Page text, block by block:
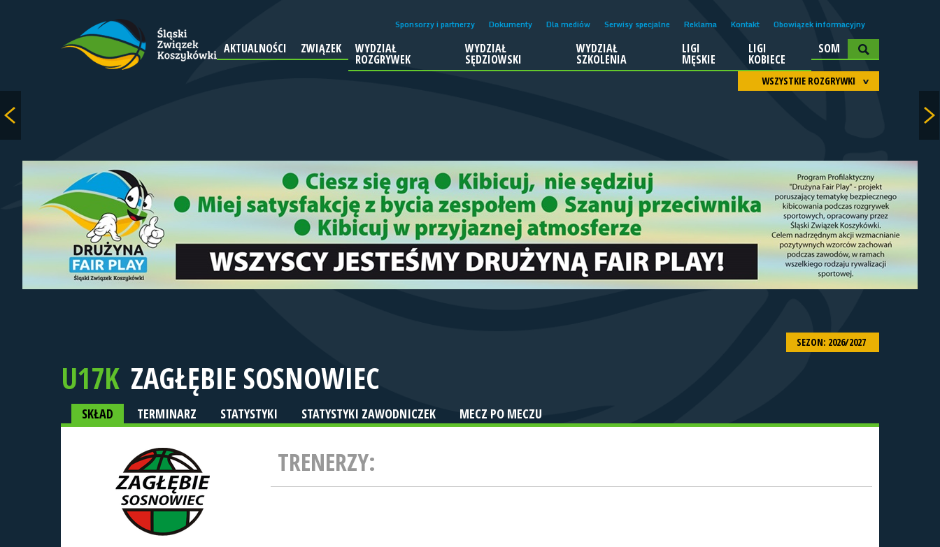
Sponsorzy i partnerzy Dokumenty Dla mediów Serwisy specjalne Reklama Kontakt Obowiązek informacyjny
AKTUALNOŚCI ZWIĄZEK WYDZIAŁ
ROZGRYWEK
WYDZIAŁ
SĘDZIOWSKI
WYDZIAŁ
SZKOLENIA
LIGI
MĘSKIE
LIGI
KOBIECE
SOM
WSZYSTKIE ROZGRYWKI
SEZON: 2026/2027
U17K ZAGŁĘBIE SOSNOWIEC
SKŁAD TERMINARZ STATYSTYKI STATYSTYKI ZAWODNICZEK MECZ PO MECZU
TRENERZY: